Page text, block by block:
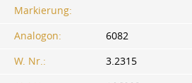
Markierung:
Analogon:
6082
W. Nr.:
3.2315